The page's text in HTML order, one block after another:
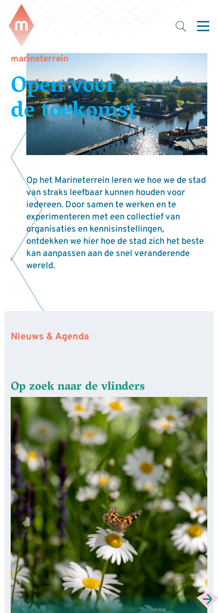
marineterrein
Open voor
de toekomst
Op het Marineterrein leren we hoe we de stad
van straks leefbaar kunnen houden voor
iedereen. Door samen te werken en te
experimenteren met een collectief van
organisaties en kennisinstellingen,
ontdekken we hier hoe de stad zich het beste
kan aanpassen aan de snel veranderende
wereld.
Nieuws & Agenda
Op zoek naar de vlinders